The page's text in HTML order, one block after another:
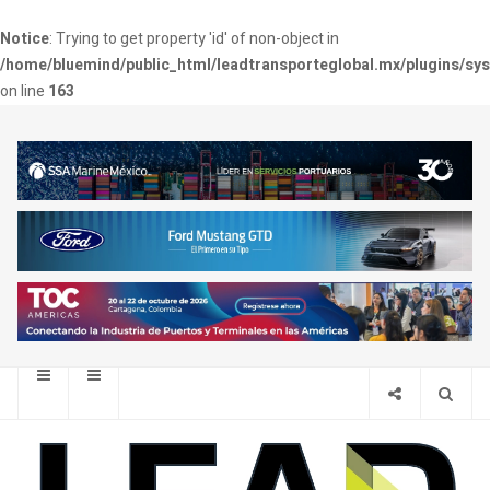
Notice: Trying to get property 'id' of non-object in
/home/bluemind/public_html/leadtransporteglobal.mx/plugins/
on line 163